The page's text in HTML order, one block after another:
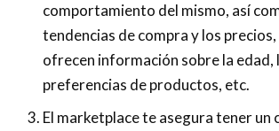
comportamiento del mismo, así
tendencias de compra y los
ofrecen información sobre la edad,
preferencias de productos, etc.
El marketplace te asegura tener un